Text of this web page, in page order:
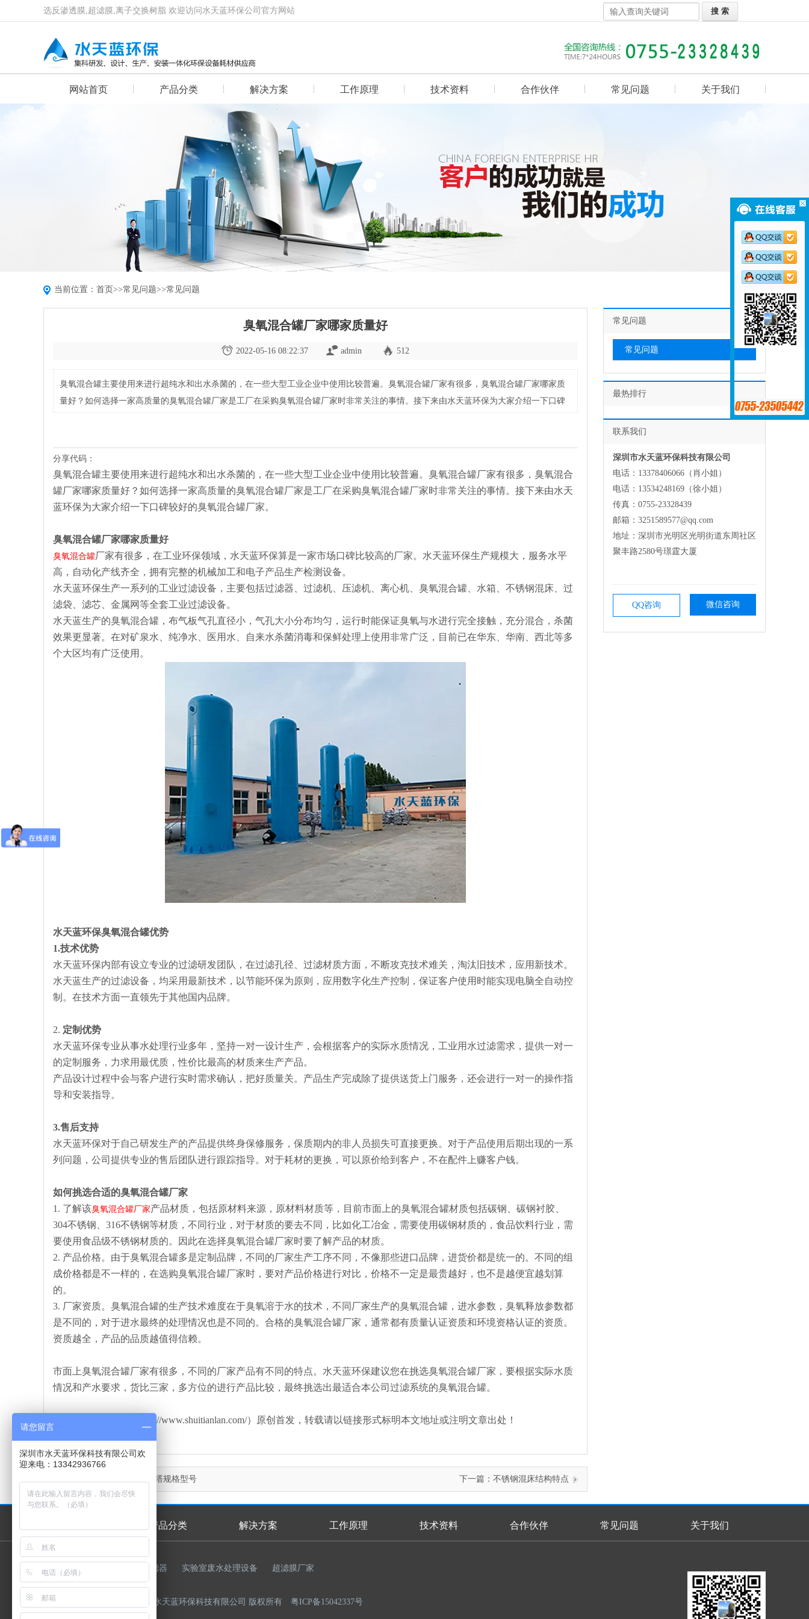
选反渗透膜,超滤膜,离子交换树脂 欢迎访问水天蓝环保公司官方网站
网站首页 产品分类 解决方案 工作原理 技术资料 合作伙伴 常见问题 关于我们
当前位置： 首页>>常见问题>>常见问题
臭氧混合罐厂家哪家质量好
2022-05-16 08:22:37 admin 512
臭氧混合罐主要使用来进行超纯水和出水杀菌的，在一些大型工业企业中使用比较普遍。臭氧混合罐厂家有很多，臭氧混合罐厂家哪家质
量好？如何选择一家高质量的臭氧混合罐厂家是工厂在采购臭氧混合罐厂家时非常关注的事情。接下来由水天蓝环保为大家介绍一下口碑
分享代码：
臭氧混合罐主要使用来进行超纯水和出水杀菌的，在一些大型工业企业中使用比较普遍。臭氧混合罐厂家有很多，臭氧混合
罐厂家哪家质量好？如何选择一家高质量的臭氧混合罐厂家是工厂在采购臭氧混合罐厂家时非常关注的事情。接下来由水天
蓝环保为大家介绍一下口碑较好的臭氧混合罐厂家。
臭氧混合罐厂家哪家质量好
臭氧混合罐厂家有很多，在工业环保领域，水天蓝环保算是一家市场口碑比较高的厂家。水天蓝环保生产规模大，服务水平
高，自动化产线齐全，拥有完整的机械加工和电子产品生产检测设备。
水天蓝环保生产一系列的工业过滤设备，主要包括过滤器、过滤机、压滤机、离心机、臭氧混合罐、水箱、不锈钢混床、过
滤袋、滤芯、金属网等全套工业过滤设备。
水天蓝生产的臭氧混合罐，布气板气孔直径小，气孔大小分布均匀，运行时能保证臭氧与水进行完全接触，充分混合，杀菌
效果更显著。在对矿泉水、纯净水、医用水、自来水杀菌消毒和保鲜处理上使用非常广泛，目前已在华东、华南、西北等多
个大区均有广泛使用。
水天蓝环保臭氧混合罐优势
1.技术优势
水天蓝环保内部有设立专业的过滤研发团队，在过滤孔径、过滤材质方面，不断攻克技术难关，淘汰旧技术，应用新技术。
水天蓝生产的过滤设备，均采用最新技术，以节能环保为原则，应用数字化生产控制，保证客户使用时能实现电脑全自动控
制。在技术方面一直领先于其他国内品牌。
2. 定制优势
水天蓝环保专业从事水处理行业多年，坚持一对一设计生产，会根据客户的实际水质情况，工业用水过滤需求，提供一对一
的定制服务，力求用最优质，性价比最高的材质来生产产品。
产品设计过程中会与客户进行实时需求确认，把好质量关。产品生产完成除了提供送货上门服务，还会进行一对一的操作指
导和安装指导。
3.售后支持
水天蓝环保对于自己研发生产的产品提供终身保修服务，保质期内的非人员损失可直接更换。对于产品使用后期出现的一系
列问题，公司提供专业的售后团队进行跟踪指导。对于耗材的更换，可以原价给到客户，不在配件上赚客户钱。
如何挑选合适的臭氧混合罐厂家
1. 了解该臭氧混合罐厂家产品材质，包括原材料来源，原材料材质等，目前市面上的臭氧混合罐材质包括碳钢、碳钢衬胶、
304不锈钢、316不锈钢等材质，不同行业，对于材质的要去不同，比如化工冶金，需要使用碳钢材质的，食品饮料行业，需
要使用食品级不锈钢材质的。因此在选择臭氧混合罐厂家时要了解产品的材质。
2. 产品价格。由于臭氧混合罐多是定制品牌，不同的厂家生产工序不同，不像那些进口品牌，进货价都是统一的。不同的组
成价格都是不一样的，在选购臭氧混合罐厂家时，要对产品价格进行对比，价格不一定是最贵越好，也不是越便宜越划算
的。
3. 厂家资质。臭氧混合罐的生产技术难度在于臭氧溶于水的技术，不同厂家生产的臭氧混合罐，进水参数，臭氧释放参数都
是不同的，对于进水最终的处理情况也是不同的。合格的臭氧混合罐厂家，通常都有质量认证资质和环境资格认证的资质。
资质越全，产品的品质越值得信赖。
市面上臭氧混合罐厂家有很多，不同的厂家产品有不同的特点。水天蓝环保建议您在挑选臭氧混合罐厂家，要根据实际水质
情况和产水要求，货比三家，多方位的进行产品比较，最终挑选出最适合本公司过滤系统的臭氧混合罐。
本文由水天蓝环保（http://www.shuitianlan.com/）原创首发，转载请以链接形式标明本文地址或注明文章出处！
不锈钢臭氧混合塔规格型号 下一篇： 不锈钢混床结构特点
常见问题
常见问题
最热排行
联系我们
深圳市水天蓝环保科技有限公司
电话：13378406066（肖小姐）
电话：13534248169（徐小姐）
传真：0755-23328439
邮箱：3251589577@qq.com
地址：深圳市光明区光明街道东周社区
聚丰路2580号璟霆大厦
QQ咨询 微信咨询
产品分类 解决方案 工作原理 技术资料 合作伙伴 常见问题 关于我们
首页幻灯
友情链接： 过滤器 实验室废水处理设备 超滤膜厂家
Copyright © 2015-2023 深圳市水天蓝环保科技有限公司 版权所有 粤ICP备15042337号
请您留言
深圳市水天蓝环保科技有限公司欢
迎来电：13342936766